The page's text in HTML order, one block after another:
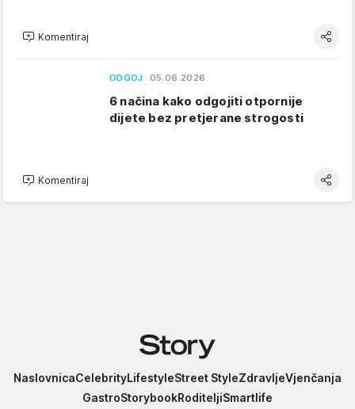
Komentiraj
ODGOJ 05.06.2026.
6 načina kako odgojiti otpornije
dijete bez pretjerane strogosti
Komentiraj
Story
NaslovnicaCelebrityLifestyleStreet StyleZdravljeVjenčanja
GastroStorybookRoditeljiSmartlife